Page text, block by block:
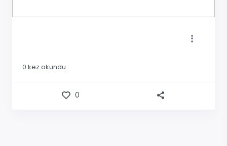
0 kez okundu
0